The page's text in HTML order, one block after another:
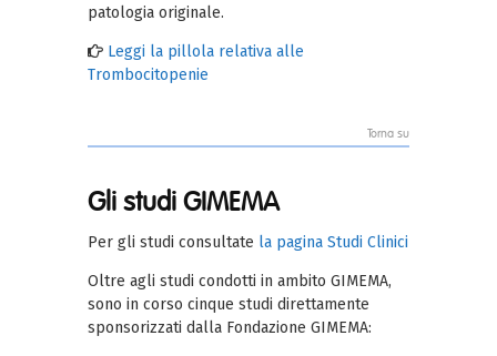
patologia originale.
Leggi la pillola relativa alle
Trombocitopenie
Torna su
Gli studi GIMEMA
Per gli studi consultate la pagina Studi Clinici
Oltre agli studi condotti in ambito GIMEMA,
sono in corso cinque studi direttamente
sponsorizzati dalla Fondazione GIMEMA: